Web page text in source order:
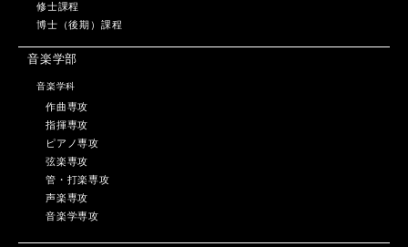
修士課程
博士（後期）課程
音楽学部
音楽学科
作曲専攻
指揮専攻
ピアノ専攻
弦楽専攻
管・打楽専攻
声楽専攻
音楽学専攻